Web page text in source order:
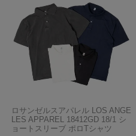
ロサンゼルスアパレル LOS ANGE
LES APPAREL 18412GD 18/1 シ
ョートスリーブ ポロTシャツ